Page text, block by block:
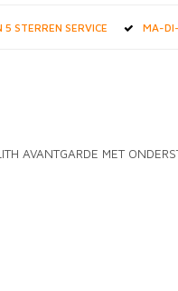
5 STERREN SERVICE MA-DI-
AVANTGARDE MET